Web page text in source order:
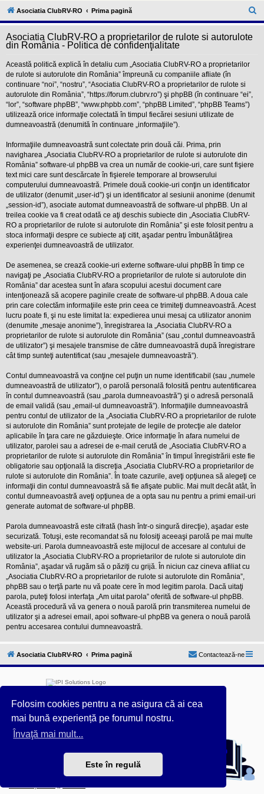
Folosim cookies pentru a ne asigura că ai cea
mai bună experiență pe forumul nostru.
Învaţă mai mult...
Este în regulă
l
u
R
V
-
m
u
n
i
t
a
t
e
p
o
s
e
s
o
r
l
o
r
d
e
r
l
o
t
s
i
a
u
t
o
r
u
o
t
e
d
i
n
R
o
m
a
n
i
a
Asociatia ClubRV-RO Prima pagină
ă
Asociatia ClubRV-RO a proprietarilor de rulote si autorulote
din România - Politica de confidenţialitate
Această politică explică în detaliu cum „Asociatia ClubRV-RO a proprietarilor
de rulote si autorulote din România” împreună cu companiile afliate (în
continuare “noi”, “nostru”, “Asociatia ClubRV-RO a proprietarilor de rulote si
autorulote din România”, “https://forum.clubrv.ro”) şi phpBB (în continuare “ei”,
“lor”, “software phpBB”, “www.phpbb.com”, “phpBB Limited”, “phpBB Teams”)
utilizează orice informaţie colectată în timpul fiecărei sesiuni utilizate de
dumneavoastră (denumită în continuare „informaţiile”).
Informaţiile dumneavoastră sunt colectate prin două căi. Prima, prin
navigharea „Asociatia ClubRV-RO a proprietarilor de rulote si autorulote din
România” software-ul phpBB va crea un număr de cookie-uri, care sunt fişiere
text mici care sunt descărcate în fişierele temporare al browserului
computerului dumneavoastră. Primele două cookie-uri conţin un identificator
de utilizator (denumit „user-id”) şi un identificator al sesiunii anonime (denumit
„session-id”), asociate automat dumneavoastră de software-ul phpBB. Un al
treilea cookie va fi creat odată ce aţi deschis subiecte din „Asociatia ClubRV-
RO a proprietarilor de rulote si autorulote din România” şi este folosit pentru a
stoca informaţii despre ce subiecte aţi citit, aşadar pentru îmbunătăţirea
experienţei dumneavoastră de utilizator.
De asemenea, se crează cookie-uri externe software-ului phpBB în timp ce
navigaţi pe „Asociatia ClubRV-RO a proprietarilor de rulote si autorulote din
România” dar acestea sunt în afara scopului acestui document care
intenţionează să acopere paginile create de software-ul phpBB. A doua cale
prin care colectăm informaţiile este prin ceea ce trimiteţi dumneavoastră. Acest
lucru poate fi, şi nu este limitat la: expedierea unui mesaj ca utilizator anonim
(denumite „mesaje anonime”), înregistrarea la „Asociatia ClubRV-RO a
proprietarilor de rulote si autorulote din România” (sau „contul dumneavoastră
de utilizator”) şi mesajele transmise de către dumneavoastră după înregistrare
cât timp sunteţi autentificat (sau „mesajele dumneavoastră”).
Contul dumneavoastră va conţine cel puţin un nume identificabil (sau „numele
dumneavoastră de utilizator”), o parolă personală folosită pentru autentificarea
în contul dumneavoastră (sau „parola dumneavoastră”) şi o adresă personală
de email validă (sau „email-ul dumneavoastră”). Informaţiile dumneavoastră
pentru contul de utilizator de la „Asociatia ClubRV-RO a proprietarilor de rulote
si autorulote din România” sunt protejate de legile de protecţie ale datelor
aplicabile în ţara care ne găzduieşte. Orice informaţie în afara numelui de
utilizator, parolei sau a adresei de e-mail cerută de „Asociatia ClubRV-RO a
proprietarilor de rulote si autorulote din România” în timpul înregistrării este fie
obligatorie sau opţională la discreţia „Asociatia ClubRV-RO a proprietarilor de
rulote si autorulote din România”. În toate cazurile, aveţi opţiunea să alegeţi ce
informaţii din contul dumneavoastră să fie afişate public. Mai mult decât atât, în
contul dumneavoastră aveţi opţiunea de a opta sau nu pentru a primi email-uri
generate automat de software-ul phpBB.
Parola dumneavoastră este cifrată (hash într-o singură direcţie), aşadar este
securizată. Totuşi, este recomandat să nu folosiţi aceeaşi parolă pe mai multe
website-uri. Parola dumneavoastră este mijlocul de accesare al contului de
utilizator la „Asociatia ClubRV-RO a proprietarilor de rulote si autorulote din
România”, aşadar vă rugăm să o păziţi cu grijă. În niciun caz cineva afiliat cu
„Asociatia ClubRV-RO a proprietarilor de rulote si autorulote din România”,
phpBB sau o terţă parte nu vă poate cere în mod legitim parola. Dacă uitaţi
parola, puteţi folosi interfaţa „Am uitat parola” oferită de software-ul phpBB.
Această procedură vă va genera o nouă parolă prin transmiterea numelui de
utilizator şi a adresei email, apoi software-ul phpBB va genera o nouă parolă
pentru accesarea contului dumneavoastră.
Asociatia ClubRV-RO Prima pagină Contactează-ne
Furnizat de phpBB® Forum Software © phpBB Limited
Style ProsilverSlideEdition created by Talk19Zehn OnGray-
Design.de & Style Updated by